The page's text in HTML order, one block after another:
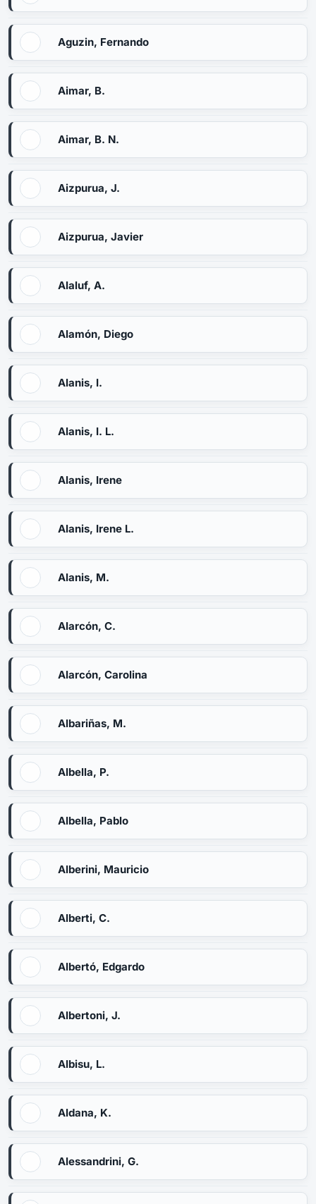
Aguzin, Fernando
Aimar, B.
Aimar, B. N.
Aizpurua, J.
Aizpurua, Javier
Alaluf, A.
Alamón, Diego
Alanis, I.
Alanis, I. L.
Alanis, Irene
Alanis, Irene L.
Alanis, M.
Alarcón, C.
Alarcón, Carolina
Albariñas, M.
Albella, P.
Albella, Pablo
Alberini, Mauricio
Alberti, C.
Albertó, Edgardo
Albertoni, J.
Albisu, L.
Aldana, K.
Alessandrini, G.